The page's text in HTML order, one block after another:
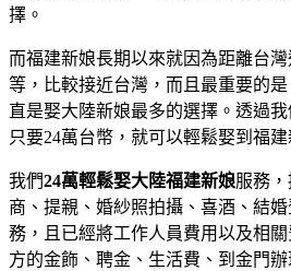
擇。
而福建新娘長期以來就因為距離台
等，比較接近台灣，而且最重要的
直是娶大陸新娘最多的選擇。透過
只要24萬台幣，就可以輕鬆娶到福建
我們24萬輕鬆娶大陸福建新娘服務
商、提親、婚紗照拍攝、喜酒、結
務，且已經將工作人員費用以及相
方的金飾、聘金、生活費、到金門